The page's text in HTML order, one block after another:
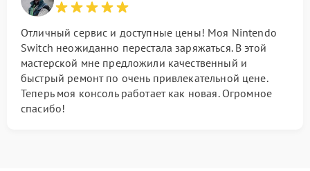
Отличный сервис и доступные цены! Моя Nintendo
Switch неожиданно перестала заряжаться. В этой
мастерской мне предложили качественный и
быстрый ремонт по очень привлекательной цене.
Теперь моя консоль работает как новая. Огромное
спасибо!